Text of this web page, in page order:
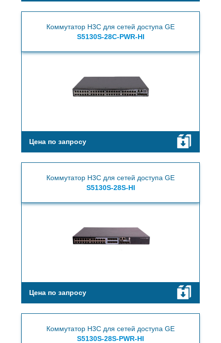
Коммутатор H3C для сетей доступа GE
S5130S-28C-PWR-HI
Цена по запросу
Коммутатор H3C для сетей доступа GE
S5130S-28S-HI
Цена по запросу
Коммутатор H3C для сетей доступа GE
S5130S-28S-PWR-HI